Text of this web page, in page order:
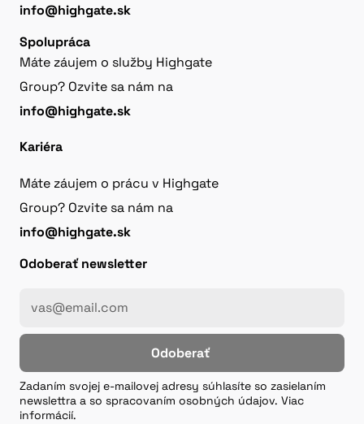
info@highgate.sk
Spolupráca
Máte záujem o služby Highgate
Group? Ozvite sa nám na
info@highgate.sk
Kariéra
Máte záujem o prácu v Highgate
Group? Ozvite sa nám na
info@highgate.sk
Odoberať newsletter
Odoberať
Zadaním svojej e-mailovej adresy súhlasíte so zasielaním
newslettra a so spracovaním osobných údajov. Viac
informácií.